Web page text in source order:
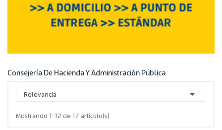
Consejería De Hacienda Y Administración Pública
Relevancia 
Mostrando 1-12 de 17 artículo(s)